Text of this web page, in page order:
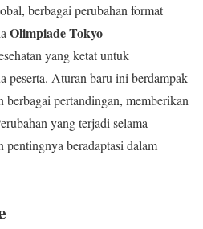
berbagai perubahan format
Olimpiade Tokyo
yang ketat untuk
peserta. Aturan baru ini berdampak
berbagai pertandingan, memberikan
yang terjadi selama
beradaptasi dalam